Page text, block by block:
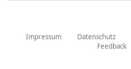
Impressum Datenschutz
Feedback